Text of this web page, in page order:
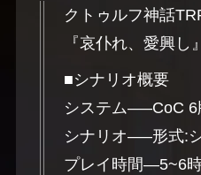
クトゥルフ神話
『哀仆れ、愛興し』
■シナリオ概要
システム—–CoC 6
シナリオ—–形式:
プレイ時間—5~6